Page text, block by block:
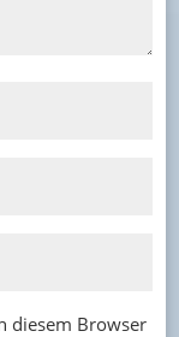
diesem Browser